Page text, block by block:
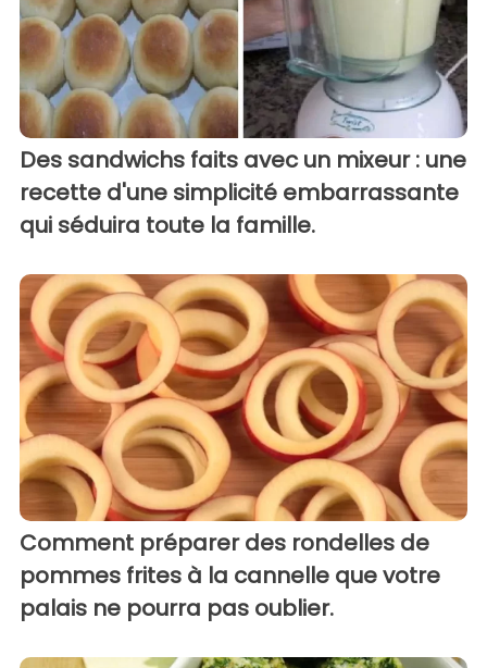
Des sandwichs faits avec un mixeur : une
recette d'une simplicité embarrassante
qui séduira toute la famille.
Comment préparer des rondelles de
pommes frites à la cannelle que votre
palais ne pourra pas oublier.